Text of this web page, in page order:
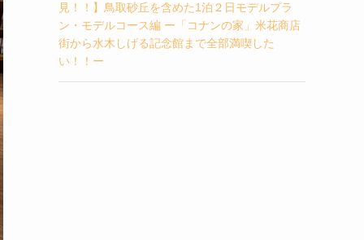
見！！】鳥取砂丘を含めた1泊２日モデルプラ
ン・モデルコース編 ー「コナンの家」米花商店
街から水木しげる記念館まで全部満喫した
い！！ー